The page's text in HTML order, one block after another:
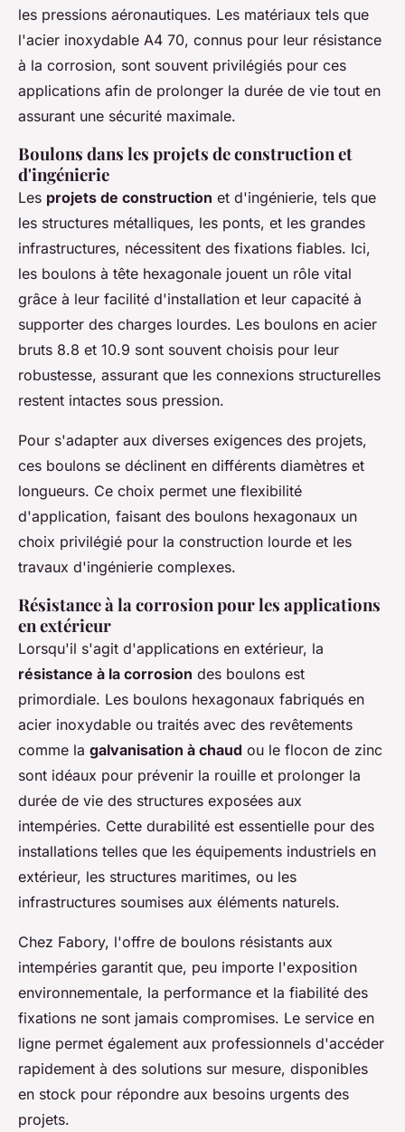
les pressions aéronautiques. Les matériaux tels que
l'acier inoxydable A4 70, connus pour leur résistance
à la corrosion, sont souvent privilégiés pour ces
applications afin de prolonger la durée de vie tout en
assurant une sécurité maximale.
Boulons dans les projets de construction et
d'ingénierie
Les projets de construction et d'ingénierie, tels que
les structures métalliques, les ponts, et les grandes
infrastructures, nécessitent des fixations fiables. Ici,
les boulons à tête hexagonale jouent un rôle vital
grâce à leur facilité d'installation et leur capacité à
supporter des charges lourdes. Les boulons en acier
bruts 8.8 et 10.9 sont souvent choisis pour leur
robustesse, assurant que les connexions structurelles
restent intactes sous pression.
Pour s'adapter aux diverses exigences des projets,
ces boulons se déclinent en différents diamètres et
longueurs. Ce choix permet une flexibilité
d'application, faisant des boulons hexagonaux un
choix privilégié pour la construction lourde et les
travaux d'ingénierie complexes.
Résistance à la corrosion pour les applications
en extérieur
Lorsqu'il s'agit d'applications en extérieur, la
résistance à la corrosion des boulons est
primordiale. Les boulons hexagonaux fabriqués en
acier inoxydable ou traités avec des revêtements
comme la galvanisation à chaud ou le flocon de zinc
sont idéaux pour prévenir la rouille et prolonger la
durée de vie des structures exposées aux
intempéries. Cette durabilité est essentielle pour des
installations telles que les équipements industriels en
extérieur, les structures maritimes, ou les
infrastructures soumises aux éléments naturels.
Chez Fabory, l'offre de boulons résistants aux
intempéries garantit que, peu importe l'exposition
environnementale, la performance et la fiabilité des
fixations ne sont jamais compromises. Le service en
ligne permet également aux professionnels d'accéder
rapidement à des solutions sur mesure, disponibles
en stock pour répondre aux besoins urgents des
projets.